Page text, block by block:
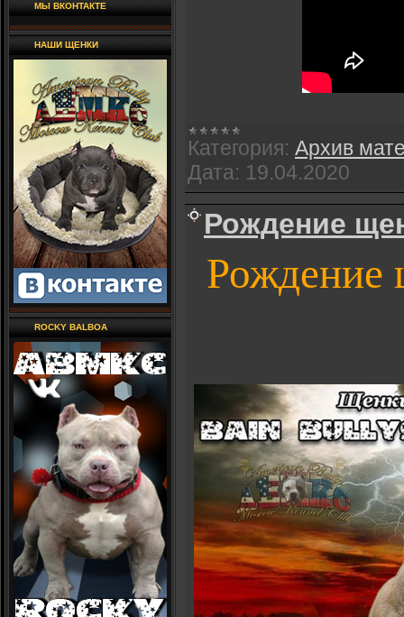
МЫ ВКОНТАКТЕ
НАШИ ЩЕНКИ
ROCKY BALBOA
Категория: Архив
Дата: 19.04.2020
Рождение
Рождение